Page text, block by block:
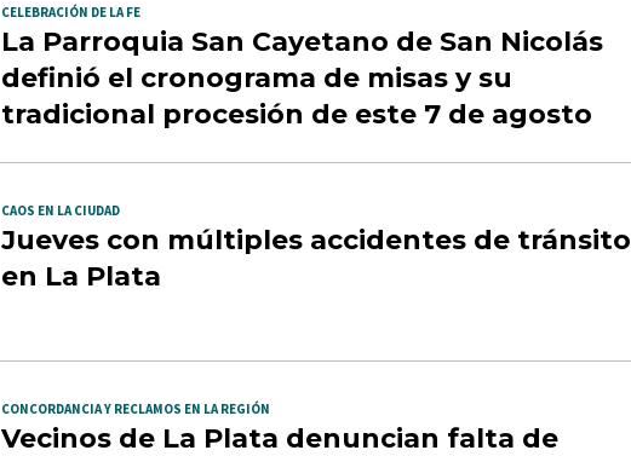
CELEBRACIÓN DE LA FE
La Parroquia San Cayetano de San Nicolás
definió el cronograma de misas y su
tradicional procesión de este 7 de agosto
CAOS EN LA CIUDAD
Jueves con múltiples accidentes de tránsito
en La Plata
CONCORDANCIA Y RECLAMOS EN LA REGIÓN
Vecinos de La Plata denuncian falta de